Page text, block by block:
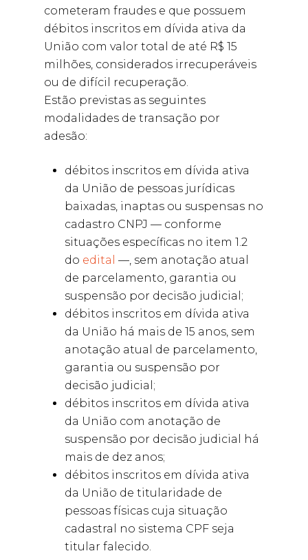
cometeram fraudes e que possuem
débitos inscritos em dívida ativa da
União com valor total de até R$ 15
milhões, considerados irrecuperáveis
ou de difícil recuperação.
Estão previstas as seguintes
modalidades de transação por
adesão:
débitos inscritos em dívida ativa
da União de pessoas jurídicas
baixadas, inaptas ou suspensas no
cadastro CNPJ — conforme
situações específicas no item 1.2
do edital —, sem anotação atual
de parcelamento, garantia ou
suspensão por decisão judicial;
débitos inscritos em dívida ativa
da União há mais de 15 anos, sem
anotação atual de parcelamento,
garantia ou suspensão por
decisão judicial;
débitos inscritos em dívida ativa
da União com anotação de
suspensão por decisão judicial há
mais de dez anos;
débitos inscritos em dívida ativa
da União de titularidade de
pessoas físicas cuja situação
cadastral no sistema CPF seja
titular falecido.